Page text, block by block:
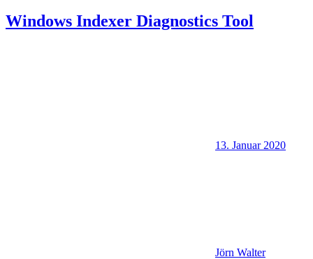
Windows Indexer Diagnostics Tool
13. Januar 2020
Jörn Walter